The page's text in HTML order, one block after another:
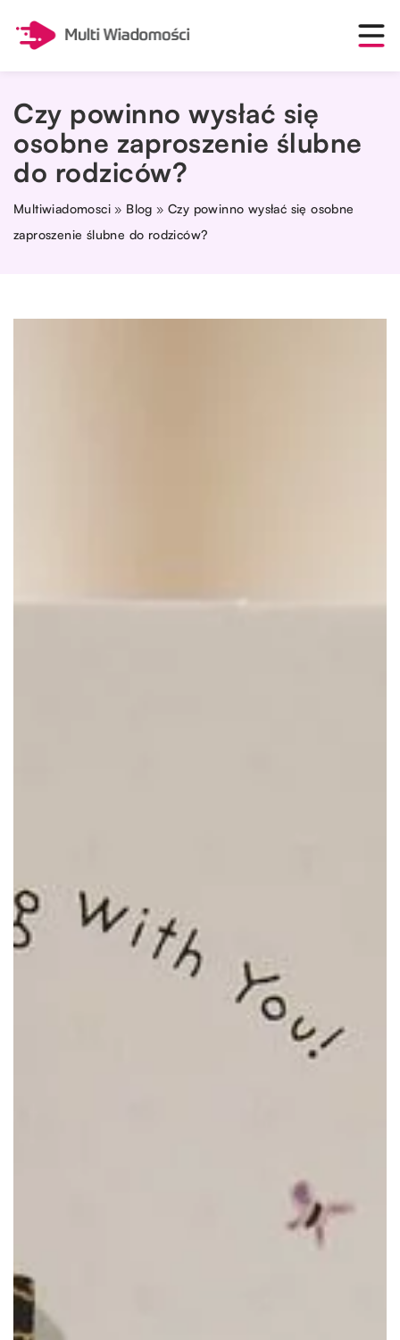
Czy powinno wysłać się
osobne zaproszenie ślubne
do rodziców?
Multiwiadomosci » Blog »Czy powinno wysłać się osobne
zaproszenie ślubne do rodziców?